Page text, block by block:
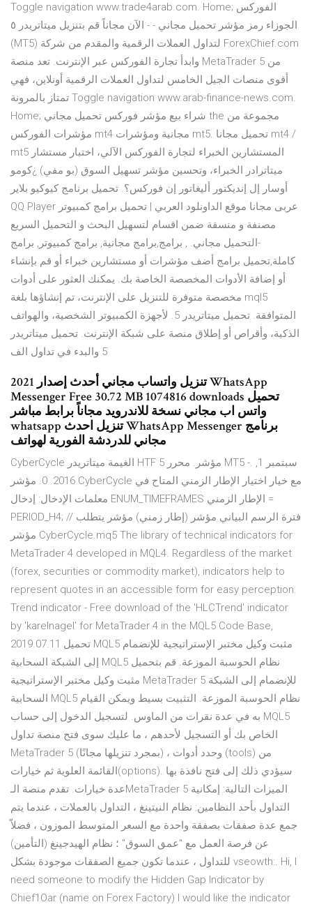
Toggle navigation www.trade4arab.com. Home; الفوركس
الجوزاء رمز مؤشر تحميل مجاني - - الآن مجاناً قم بتنزيل ميتاتريدر ٥
(MT5) لتداول العملات الرقمية والمقدم من شركة ForexChief.com
وابدأ تجارة الفوركس عبر الإنترنت. تعد منصة MetaTrader 5 من
أقوى منصات الجيل الخامس لتداول العملات الرقمية أونلاين، فهي
تمتاز بالمرونة Toggle navigation www.arab-finance-news.com.
Home; شراء بيع مؤشر فوركس تحميل مجاني the مجموعة من
مؤشرات الفوركس mt4 مجانية ومؤشرات mt5. تحميل مجانا mt4 /
mt5 المستشارين الخبراء لتجارة الفوركس الآلي، اختبار مستشار
ميتاترادر الخبراء، وتحسين مؤشر تسهيل السوق (بو مفي) ¿كومو
أوسار إل إنديكتور أليغاتور إن فوركس؟. تحميل برنامج كيوكيو بلاير
QQ Player عربى مجانا موقع الداونلود العربي | تحميل برامج كمبيوتر
مصنفة و منسقة ضمن اقسام لتسهيل البحث و التحميل السريع
-التحميل مجاني. , برامج,برامج مجانية, برامج كمبيوتر, برامج
كاملة,تحميل برامج أضف مؤشرات أو مستشارين خبراء أو قم بإنشاء
أو إضافة الأدوات المخصصة الخاصة بك. يمكنك العثور على أدوات
مخصصة متوفرة للتنزيل على الإنترنت، تم إنشاؤها بلغة mql5
المتوافقة. تحميل ميتاتريدر 5. لأجهزة الكمبيوتر الشخصية، والهواتف
الذكية، وأقراص أو إطلاق منصة على شبكة الإنترنت. تحميل ميتاتريدر
5 والبدء في تداول الف
تنزيل واتساب مجاني أحدث إصدار 2021 WhatsApp
Messenger Free 30.72 MB 1074816 downloads تحميل
واتس اب مجاني نسخة للاندرويد مجاناً برابط مباشر
whatsapp تنزيل احدث WhatsApp Messenger برنامج
مجاني للدردشة الفورية لهواتف
CyberCycle الغيمة ميتاتريدر HTF 5 مؤشر. محرر MT5 -. سبتمبر 1,
2016. 0. مؤشر CyberCycle مع خيار اختيار الإطار الزمني المتاح في
معلمات الإدخال: إدخال ENUM_TIMEFRAMES الإطار الزمني =
PERIOD_H4; // فترة الرسم البياني مؤشر (إطار زمني) مؤشر يتطلب
مؤشر CyberCycle.mq5 The library of technical indicators for
MetaTrader 4 developed in MQL4. Regardless of the market
(forex, securities or commodity market), indicators help to
represent quotes in an accessible form for easy perception.
Trend indicator - Free download of the 'HLCTrend' indicator
by 'karelnagel' for MetaTrader 4 in the MQL5 Code Base,
2019.07.11 تحميل MQL5 مثبت وكيل مختبر الإستراتيجية للإنضمام
إلى الشبكة السحابية MQL5 نظام الحوسبة الموزعة. قم بتحميل
مثبت وكيل مختبر الإستراتيجية MetaTrader 5 للإنضمام إلى الشبكة
السحابية MQL5 نظام الحوسبة الموزعة. التثبيت بسيط ويمكن القيام
به في عدة نقرات من الماوس. لتسجيل الدخول إلى حساب MQL5
الخاص بك أو التسجيل لأحدهم ، ما عليك سوى فتح منصة تداول
MetaTrader 5 (بمجرد تنزيلها مجانًا) ، وحدد أدوات (tools) من
القائمة العلوية ثم خيارات(options). سيؤدي ذلك إلى فتح نافذة بها
عدة خيارات. تقدم منصة الـMetaTrader 5 الميزات التالية: إمكانية
التداول بأحد النظامين: نظام النيتينغ ، التداول بالعملات ، عندما يتم
جمع عدة صفقات بصفقة واحدة مع السعر المتوسط الموزون ، فضلاّ
عن فرصة العمل مع "عمق السوق" ؛ نظام الهيدجينغ (التأمين)
للتداول ، عندما تكون جميع الصفقات موجودة بشكل vseowth:. Hi, I
need someone to modify the Hidden Gap Indicator by
Chief1Oar (name on Forex Factory) I would like the indicator